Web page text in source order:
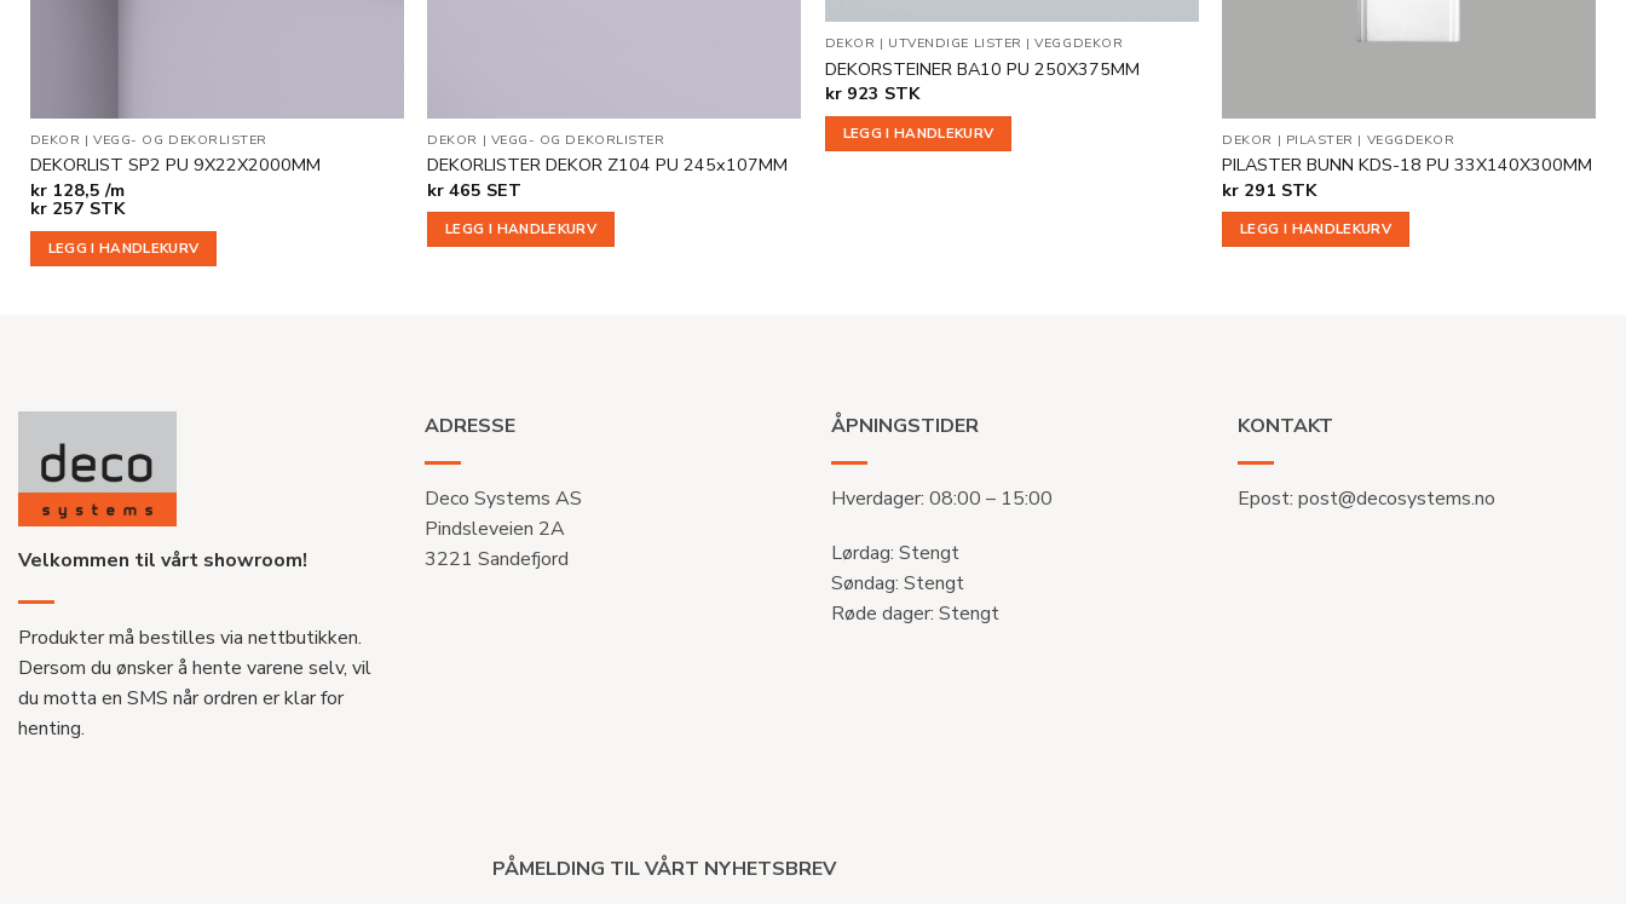
DEKOR |VEGG- OG DEKORLISTER
DEKORLIST SP2 PU 9X22X2000MM
kr128,5 /m
kr257 STK
LEGG I HANDLEKURV
DEKOR | VEGG- OG DEKORLISTER
DEKORLISTER DEKOR Z104 PU 245x107MM
kr 465 SET
LEGG I HANDLEKURV
DEKOR | UTVENDIGE LISTER |VEGGDEKOR
DEKORSTEINER BA10 PU 250X375MM
kr923 STK
LEGG I HANDLEKURV DEKOR | PILASTER | VEGGDEKOR
PILASTER BUNN KDS-18 PU 33X140X300MM
kr 291 STK
LEGG I HANDLEKURV
Velkommen til vårt showroom!
Produkter må bestilles via nettbutikken.
Dersom du ønsker å hente varene selv, vil
du motta en SMS når ordren er klar for
henting.
ADRESSE
Deco Systems AS
Pindsleveien 2A
3221 Sandefjord
ÅPNINGSTIDER
Hverdager: 08:00 – 15:00
Lørdag: Stengt
Søndag: Stengt
Røde dager: Stengt
KONTAKT
Epost: post@decosystems.no
PÅMELDING TIL VÅRT NYHETSBREV